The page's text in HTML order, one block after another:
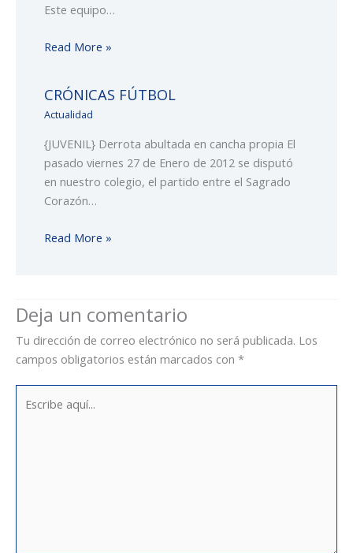
Este equipo…
Read More »
CRÓNICAS FÚTBOL
Actualidad
{JUVENIL} Derrota abultada en cancha propia El
pasado viernes 27 de Enero de 2012 se disputó
en nuestro colegio, el partido entre el Sagrado
Corazón…
Read More »
Deja un comentario
Tu dirección de correo electrónico no será publicada. Los
campos obligatorios están marcados con *
aquí...